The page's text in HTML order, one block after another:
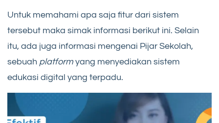
Untuk memahami apa saja fitur dari sistem
tersebut maka simak informasi berikut ini. Selain
itu, ada juga informasi mengenai Pijar Sekolah,
sebuah platform yang menyediakan sistem
edukasi digital yang terpadu.